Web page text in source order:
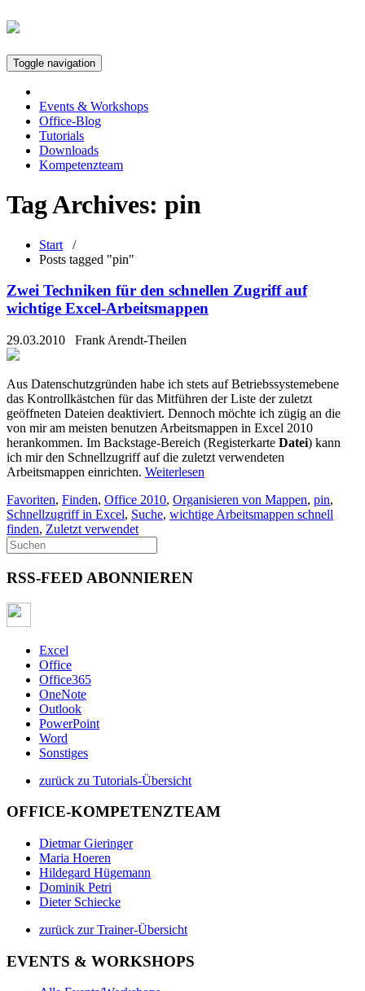
Toggle navigation
Events & Workshops
Office-Blog
Tutorials
Downloads
Kompetenzteam
Tag Archives: pin
Start /
Posts tagged "pin"
Zwei Techniken für den schnellen Zugriff auf
wichtige Excel-Arbeitsmappen
29.03.2010 Frank Arendt-Theilen
Aus Datenschutzgründen habe ich stets auf Betriebssystemebene
das Kontrollkästchen für das Mitführen der Liste der zuletzt
geöffneten Dateien deaktiviert. Dennoch möchte ich zügig an die
von mir am meisten benutzen Arbeitsmappen in Excel 2010
herankommen. Im Backstage-Bereich (Registerkarte Datei) kann
ich mir den Schnellzugriff auf die zuletzt verwendeten
Arbeitsmappen einrichten. Weiterlesen
Favoriten, Finden, Office 2010, Organisieren von Mappen, pin,
Schnellzugriff in Excel, Suche, wichtige Arbeitsmappen schnell
finden, Zuletzt verwendet
RSS-FEED ABONNIEREN
Excel
Office
Office365
OneNote
Outlook
PowerPoint
Word
Sonstiges
zurück zu Tutorials-Übersicht
OFFICE-KOMPETENZTEAM
Dietmar Gieringer
Maria Hoeren
Hildegard Hügemann
Dominik Petri
Dieter Schiecke
zurück zur Trainer-Übersicht
EVENTS & WORKSHOPS